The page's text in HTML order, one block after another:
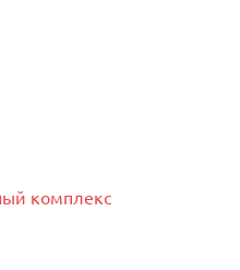
комплекс